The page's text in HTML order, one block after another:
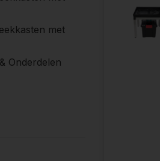
met
Onderdelen
innoveren
gehele
kweken,
De G-
voor een